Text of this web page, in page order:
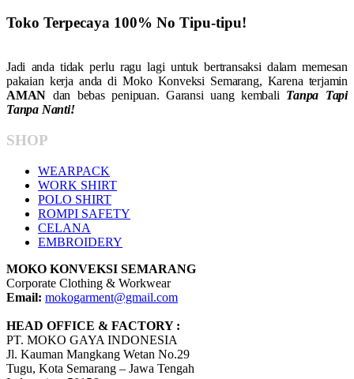
Toko Terpecaya 100% No Tipu-tipu!
Jadi anda tidak perlu ragu lagi untuk bertransaksi dalam memesan
pakaian kerja anda di Moko Konveksi Semarang, Karena terjamin
AMAN dan bebas penipuan. Garansi uang kembali Tanpa Tapi
Tanpa Nanti!
SHOP
WEARPACK
WORK SHIRT
POLO SHIRT
ROMPI SAFETY
CELANA
EMBROIDERY
MOKO KONVEKSI SEMARANG
Corporate Clothing & Workwear
Email: mokogarment@gmail.com
HEAD OFFICE & FACTORY :
PT. MOKO GAYA INDONESIA
Jl. Kauman Mangkang Wetan No.29
Tugu, Kota Semarang – Jawa Tengah